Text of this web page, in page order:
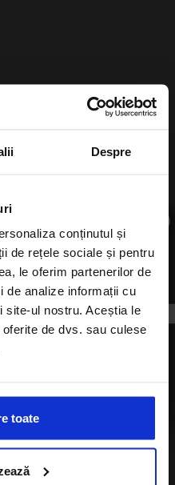
Despre
conținutul și
de rețele sociale și pentru
le oferim partenerilor de
de analize informații cu
site-ul nostru. Aceștia le
de dvs. sau culese
toate
050021,
la newsletter